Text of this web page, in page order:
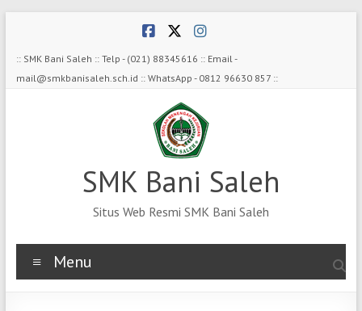
content
:: SMK Bani Saleh :: Telp - (021) 88345616 :: Email -
mail@smkbanisaleh.sch.id :: WhatsApp - 0812 96630 857 ::
SMK Bani Saleh
Situs Web Resmi SMK Bani Saleh
Menu